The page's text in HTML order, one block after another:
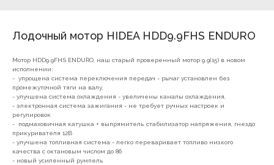
Лодочный мотор HIDEA HDD9.9FHS ENDURO
Мотор HDD9.9FHS ENDURO, наш старый проверенный мотор 9.9(15) в новом
исполнении:
- упрощена система переключения передач - рычаг установлен без
промежуточной тяги на валу,
- улучшена система охлаждения - увеличены каналы охлаждения,
- электронная система зажигания - не требует ручных настроек и
регулировок
- подмаховичная катушка + выпрямитель стабилизатор напряжения, гнездо
прикуривателя 12В
- улучшена топливная система - легко переваривает топливо низкого
качества с октановым числом до 86
- новый усиленный румпель
7(8512)20-10-17
Адрес:г. Астрахань, ул.
Адмирала Нахимова 80 "в"